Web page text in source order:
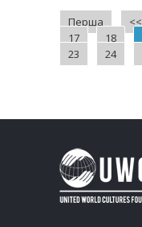
Перша <<
17
18
23
24